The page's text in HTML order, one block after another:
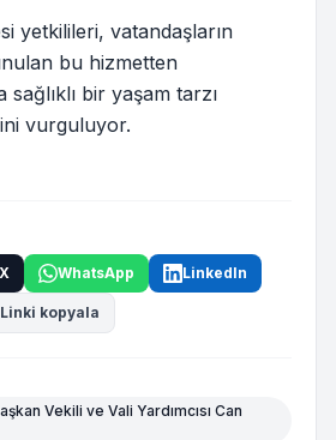
yetkilileri, vatandaşların
bu hizmetten
bir yaşam tarzı
vurguluyor.
X WhatsApp LinkedIn
Linki kopyala
Vekili ve Vali Yardımcısı Can